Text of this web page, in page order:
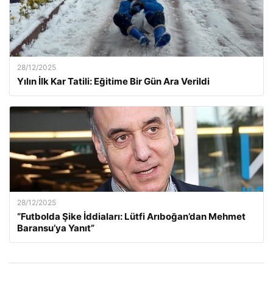
28/12/2025
Yılın İlk Kar Tatili: Eğitime Bir Gün Ara Verildi
28/12/2025
“Futbolda Şike İddiaları: Lütfi Arıboğan’dan Mehmet
Baransu’ya Yanıt”